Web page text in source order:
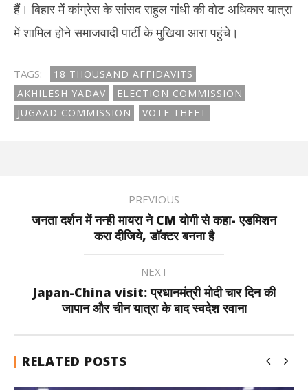
हैं। बिहार में कांग्रेस के सांसद राहुल गांधी की वोट अधिकार यात्रा
में शामिल होने समाजवादी पार्टी के मुखिया आरा पहुंचे।
TAGS:
18 THOUSAND AFFIDAVITS
AKHILESH YADAV
ELECTION COMMISSION
JUGAAD COMMISSION
VOTE THEFT
PREVIOUS
जनता दर्शन में नन्ही मायरा ने CM योगी से कहा- एडमिशन
करा दीजिये, डॉक्टर बनना है
NEXT
Japan-China visit: प्रधानमंत्री मोदी चार दिन की
जापान और चीन यात्रा के बाद स्वदेश रवाना
RELATED POSTS